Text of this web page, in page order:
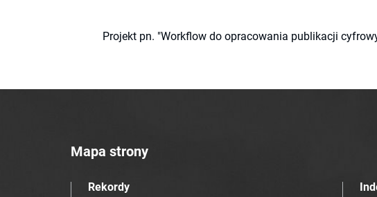
Projekt pn. "Workflow do opracowania publikacji
Mapa strony
Rekordy